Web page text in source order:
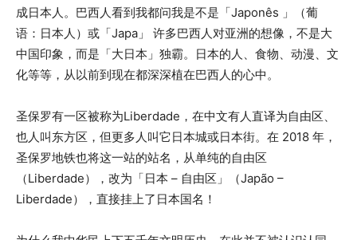
成日本人。巴西人看到我都问我是不是「Japonês 」（葡
语：日本人）或「Japa」 许多巴西人对亚洲的想像，不是大
中国印象，而是「大日本」独霸。日本的人、食物、动漫、文
化等等，从以前到现在都深深植在巴西人的心中。
圣保罗有一区被称为Liberdade，在中文有人直译为自由区、
也人叫东方区，但更多人叫它日本城或日本街。在 2018 年，
圣保罗地铁也将这一站的站名，从单纯的自由区
（Liberdade），改为「日本 – 自由区」（Japão –
Liberdade），直接挂上了日本国名！